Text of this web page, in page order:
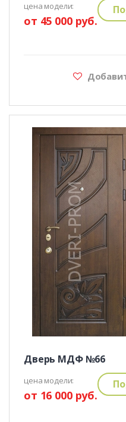
цена модели:
от 45 000 руб.
Дверь МДФ №66
цена модели:
от 16 000 руб.